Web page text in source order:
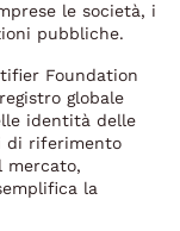
le società, i
pubbliche.
Foundation
globale
identità delle
di riferimento
mercato,
la